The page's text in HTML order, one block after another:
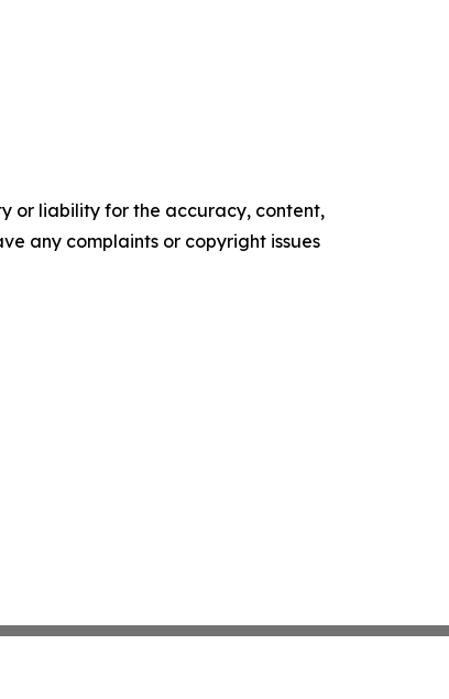
or liability for the accuracy, content,
any complaints or copyright issues